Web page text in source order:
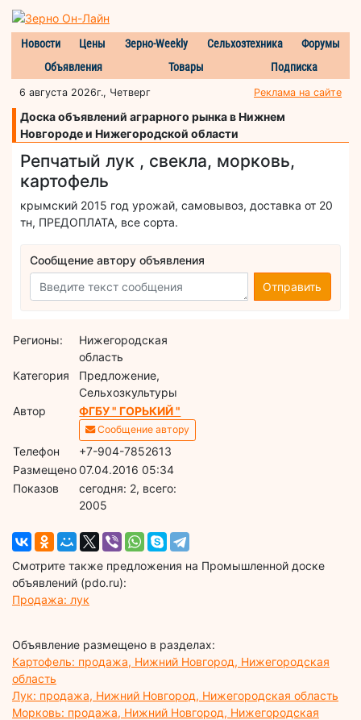
Новости Цены Зерно-Weekly Сельхозтехника
Форумы
Объявления
Товары Подписка
6 августа 2026г., Четверг Реклама на сайте
Доска объявлений аграрного рынка в Нижнем
Новгороде и Нижегородской области
Репчатый лук , свекла, морковь,
картофель
крымский 2015 год урожай, самовывоз, доставка от 20
тн, ПРЕДОПЛАТА, все сорта.
Сообщение автору объявления
Отправить
Регионы:
Нижегородская
область
Категория
Предложение,
Сельхозкультуры
Автор
ФГБУ " ГОРЬКИЙ "
Сообщение автору
Телефон
+7-904-7852613
Размещено07.04.2016 05:34
Показов
cегодня: 2, всего:
2005
Смотрите также предложения на Промышленной доске
объявлений (pdo.ru):
Продажа: лук
Объявление размещено в разделах:
Картофель: продажа, Нижний Новгород, Нижегородская
область
Лук: продажа, Нижний Новгород, Нижегородская область
Морковь: продажа, Нижний Новгород, Нижегородская